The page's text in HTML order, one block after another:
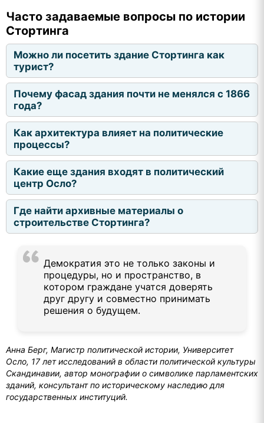
Часто задаваемые вопросы по истории
Стортинга
Можно ли посетить здание Стортинга как
турист?
Почему фасад здания почти не менялся с 1866
года?
Как архитектура влияет на политические
процессы?
Какие еще здания входят в политический
центр Осло?
Где найти архивные материалы о
строительстве Стортинга?
Демократия это не только законы и
процедуры, но и пространство, в
котором граждане учатся доверять
друг другу и совместно принимать
решения о будущем.
Анна Берг, Магистр политической истории, Университет
Осло, 17 лет исследований в области политической культуры
Скандинавии, автор монографии о символике парламентских
зданий, консультант по историческому наследию для
государственных институций.